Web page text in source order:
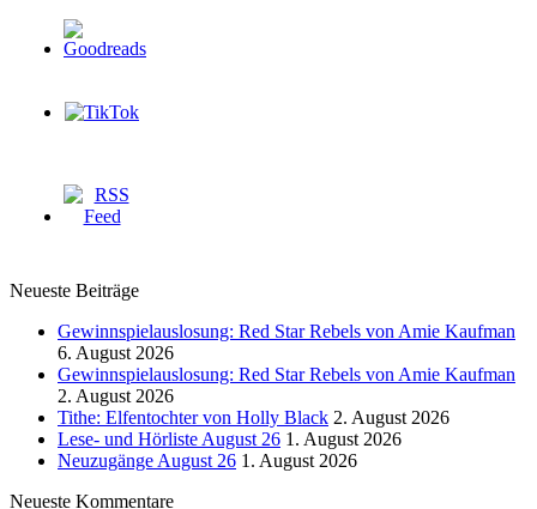
Neueste Beiträge
Gewinnspielauslosung: Red Star Rebels von Amie Kaufman
6. August 2026
Gewinnspielauslosung: Red Star Rebels von Amie Kaufman
2. August 2026
Tithe: Elfentochter von Holly Black 2. August 2026
Lese- und Hörliste August 26 1. August 2026
Neuzugänge August 26 1. August 2026
Neueste Kommentare